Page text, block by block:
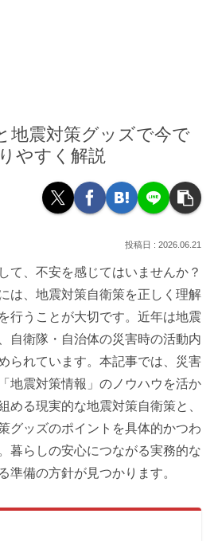
地震対策グッズで今で
やすく解説
2026.06.21
て、不安を感じてはいませんか？
は、地震対策自衛策を正しく理解
行うことが大切です。近年は地震
自衛隊・自治体の災害時の活動内
られています。本記事では、災害
地震対策情報」のノウハウを活か
める現実的な地震対策自衛策と、
グッズのポイントを具体的かつわ
暮らしの安心につながる実務的な
準備の方針が見つかります。